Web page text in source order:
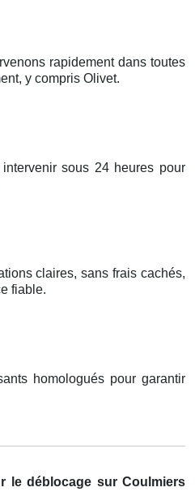
rapidement dans toutes
y compris Olivet.
sous 24 heures pour
claires, sans frais cachés,
fiable.
homologués pour garantir
le déblocage sur Coulmiers